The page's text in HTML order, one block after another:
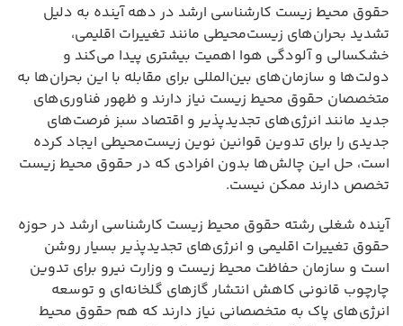
حقوق محیط زیست کارشناسی ارشد در دهه آینده به دلیل
تشدید بحران‌های زیست‌محیطی مانند تغییرات اقلیمی،
خشکسالی و آلودگی هوا اهمیت بیشتری پیدا می‌کند و
دولت‌ها و سازمان‌های بین‌المللی برای مقابله با این بحران‌ها به
متخصصان حقوق محیط زیست نیاز دارند و ظهور فناوری‌های
جدید مانند انرژی‌های تجدیدپذیر و اقتصاد سبز فرصت‌های
جدیدی را برای تدوین قوانین نوین زیست‌محیطی ایجاد کرده
است، حل این چالش‌ها بدون افرادی که در حقوق محیط زیست
تخصص دارند ممکن نیست.
آینده شغلی رشته حقوق محیط زیست کارشناسی ارشد در حوزه
حقوق تغییرات اقلیمی و انرژی‌های تجدیدپذیر بسیار روشن
است و سازمان حفاظت محیط زیست و وزارت نیرو برای تدوین
چارچوب قانونی کاهش انتشار گازهای گلخانه‌ای و توسعه
انرژی‌های پاک به متخصصانی نیاز دارند که هم حقوق محیط